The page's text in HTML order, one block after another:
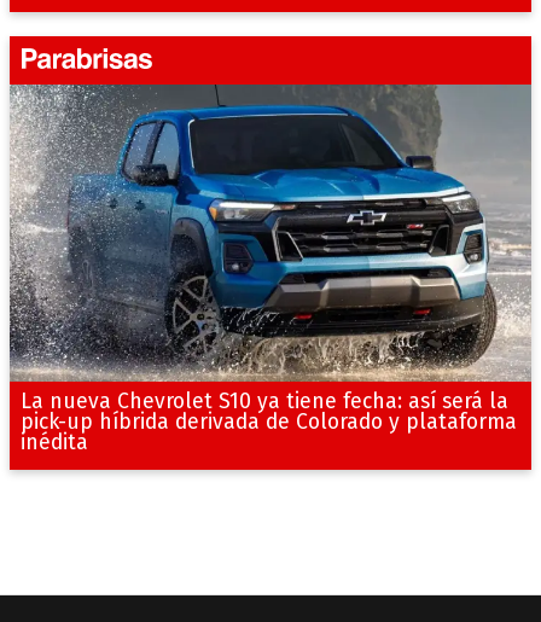
La nueva Chevrolet S10 ya tiene fecha: así será la
pick-up híbrida derivada de Colorado y plataforma
inédita